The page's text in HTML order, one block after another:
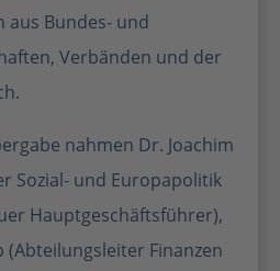
aus Bundes- und
Verbänden und der
nahmen Dr. Joachim
Sozial- und Europapolitik
Hauptgeschäftsführer),
(Abteilungsleiter Finanzen